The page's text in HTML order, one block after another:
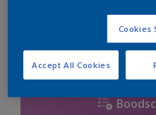
er hard aan om de
Cookies
Accept All Cookies